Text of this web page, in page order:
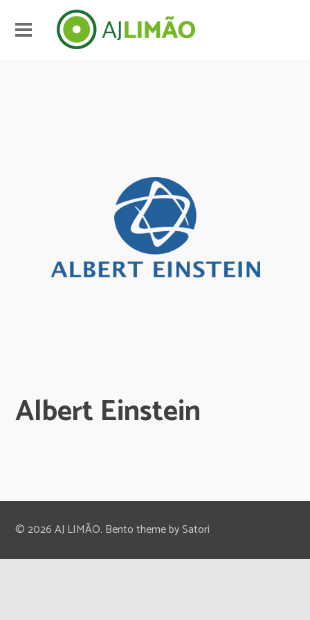
Albert Einstein
© 2026 AJ LIMÃO. Bento theme by Satori